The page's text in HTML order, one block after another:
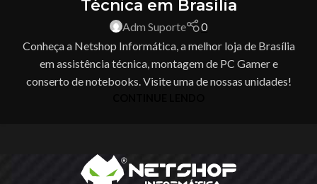
Técnica em Brasília
Adm Suporte
0
Conheça a Netshop Informática, a melhor loja de Brasília
em assistência técnica, montagem de PC Gamer e
conserto de notebooks. Visite uma de nossas unidades!